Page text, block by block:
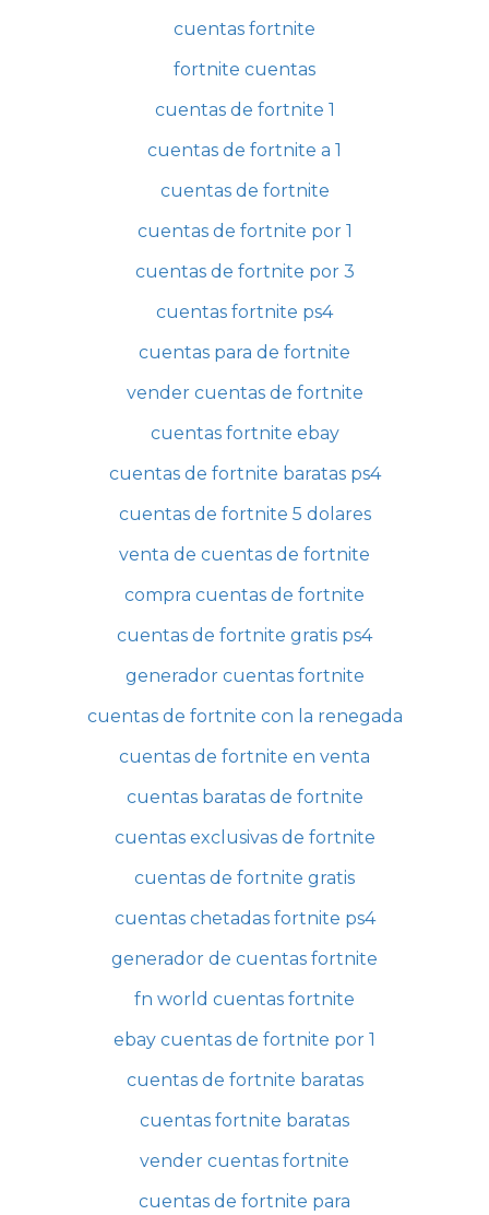
cuentas fortnite
fortnite cuentas
cuentas de fortnite 1
cuentas de fortnite a 1
cuentas de fortnite
cuentas de fortnite por 1
cuentas de fortnite por 3
cuentas fortnite ps4
cuentas para de fortnite
vender cuentas de fortnite
cuentas fortnite ebay
cuentas de fortnite baratas ps4
cuentas de fortnite 5 dolares
venta de cuentas de fortnite
compra cuentas de fortnite
cuentas de fortnite gratis ps4
generador cuentas fortnite
cuentas de fortnite con la renegada
cuentas de fortnite en venta
cuentas baratas de fortnite
cuentas exclusivas de fortnite
cuentas de fortnite gratis
cuentas chetadas fortnite ps4
generador de cuentas fortnite
fn world cuentas fortnite
ebay cuentas de fortnite por 1
cuentas de fortnite baratas
cuentas fortnite baratas
vender cuentas fortnite
cuentas de fortnite para